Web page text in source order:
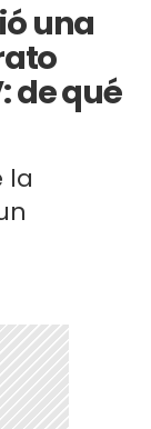
una
de qué
la